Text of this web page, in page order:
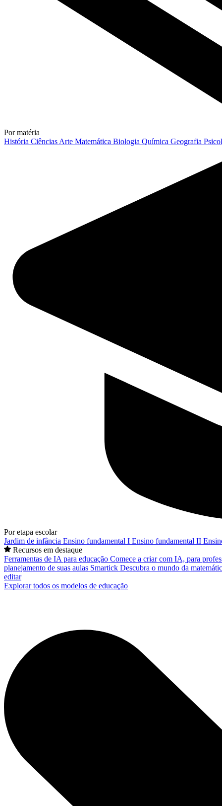
Por matéria
História Ciências Arte Matemática Biologia Química Geografia
Por etapa escolar
Jardim de infância Ensino fundamental I Ensino fundamental II
Recursos em destaque
Ferramentas de IA para educação Comece a criar com IA, para
planejamento de suas aulas Smartick Descubra o mundo da
editar
Explorar todos os modelos de educação